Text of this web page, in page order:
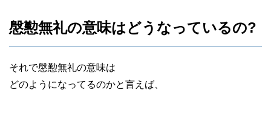
慇懃無礼の意味はどうなっているの?
それで慇懃無礼の意味は
どのようになってるのかと言えば、